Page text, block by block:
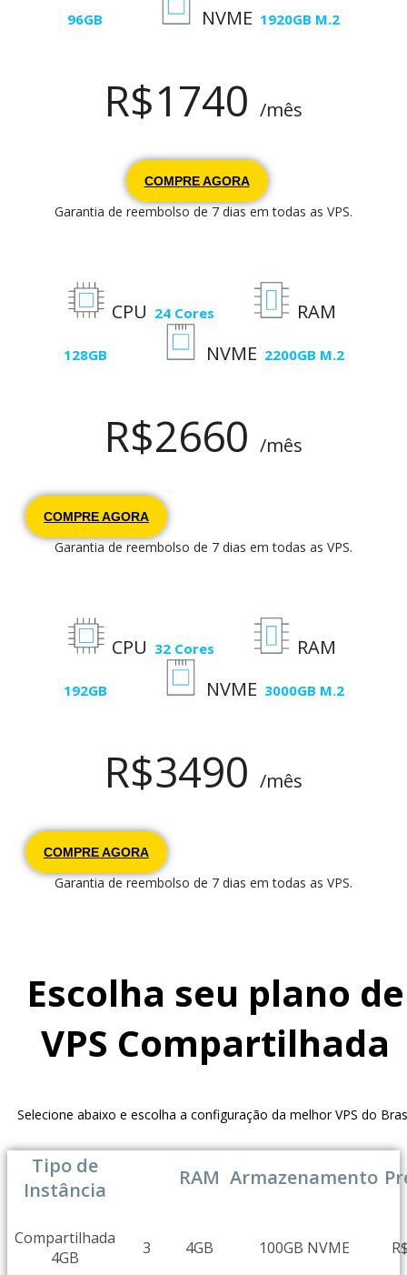
96GB NVME 1920GB M.2
R$1740 /mês
COMPRE AGORA
Garantia de reembolso de 7 dias em todas as VPS.
CPU 24 Cores RAM
128GB NVME 2200GB M.2
R$2660 /mês
COMPRE AGORA
Garantia de reembolso de 7 dias em todas as VPS.
CPU 32 Cores RAM
192GB NVME 3000GB M.2
R$3490 /mês
COMPRE AGORA
Garantia de reembolso de 7 dias em todas as VPS.
Escolha seu plano de
VPS Compartilhada
Selecione abaixo e escolha a configuração da melhor VPS do
Tipo de
Instância
RAM Armazenamento
Compartilhada
4GB
3 4GB 100GB NVME